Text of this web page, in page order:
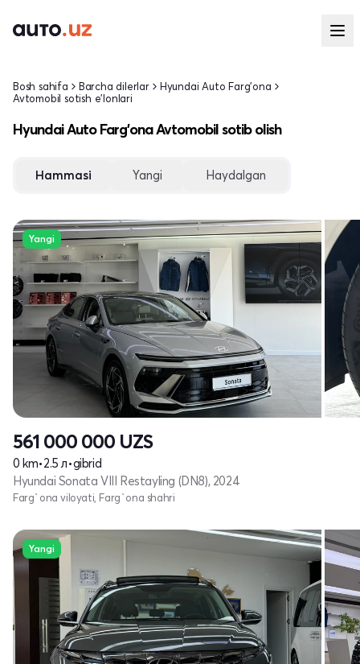
Bosh sahifa Barcha dilerlar
Hyundai Auto Farg'ona
Avtomobil sotish e'lonlari
Hyundai Auto Farg'ona Avtomobil sotib olish
Hammasi Yangi Haydalgan
Yangi
561 000 000 UZS
0 km•2.5 л•gibrid
Hyundai Sonata VIII Restayling (DN8), 2024
Farg`ona viloyati, Farg`ona shahri
Yangi